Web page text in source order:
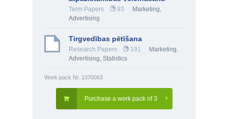
Term Papers 93
Marketing,
Advertising
Tirgvedības pētīšana
Research Papers 191
Marketing,
Advertising, Statistics
Work pack Nr. 1370063
Purchase a work pack of 3